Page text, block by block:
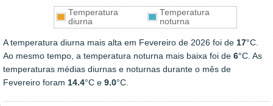
Temperatura
diurna
Temperatura
noturna
A temperatura diurna mais alta em Fevereiro de 2026 foi de 17°C.
Ao mesmo tempo, a temperatura noturna mais baixa foi de 6°C. As
temperaturas médias diurnas e noturnas durante o mês de
Fevereiro foram 14.4°C e 9.0°C.